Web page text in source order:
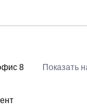
8
Показать